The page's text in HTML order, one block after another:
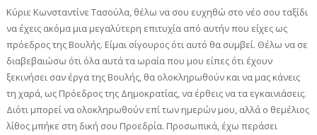
Κύριε Κωνσταντίνε Τασούλα, θέλω να σου ευχηθώ στο νέο σου ταξίδι
να έχεις ακόμα μια μεγαλύτερη επιτυχία από αυτήν που είχες ως
πρόεδρος της Βουλής. Είμαι σίγουρος ότι αυτό θα συμβεί. Θέλω να σε
διαβεβαιώσω ότι όλα αυτά τα ωραία που μου είπες ότι έχουν
ξεκινήσει σαν έργα της Βουλής, θα ολοκληρωθούν και να μας κάνεις
τη χαρά, ως Πρόεδρος της Δημοκρατίας, να έρθεις να τα εγκαινιάσεις.
Διότι μπορεί να ολοκληρωθούν επί των ημερών μου, αλλά ο θεμέλιος
λίθος μπήκε στη δική σου Προεδρία. Προσωπικά, έχω περάσει